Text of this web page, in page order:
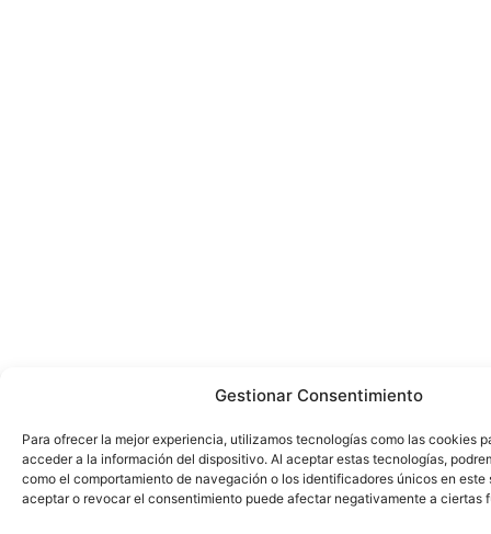
Gestionar Consentimiento
Para ofrecer la mejor experiencia, utilizamos tecnologías como las cookies
acceder a la información del dispositivo. Al aceptar estas tecnologías,
como el comportamiento de navegación o los identificadores únicos en este
aceptar o revocar el consentimiento puede afectar negativamente a ciertas